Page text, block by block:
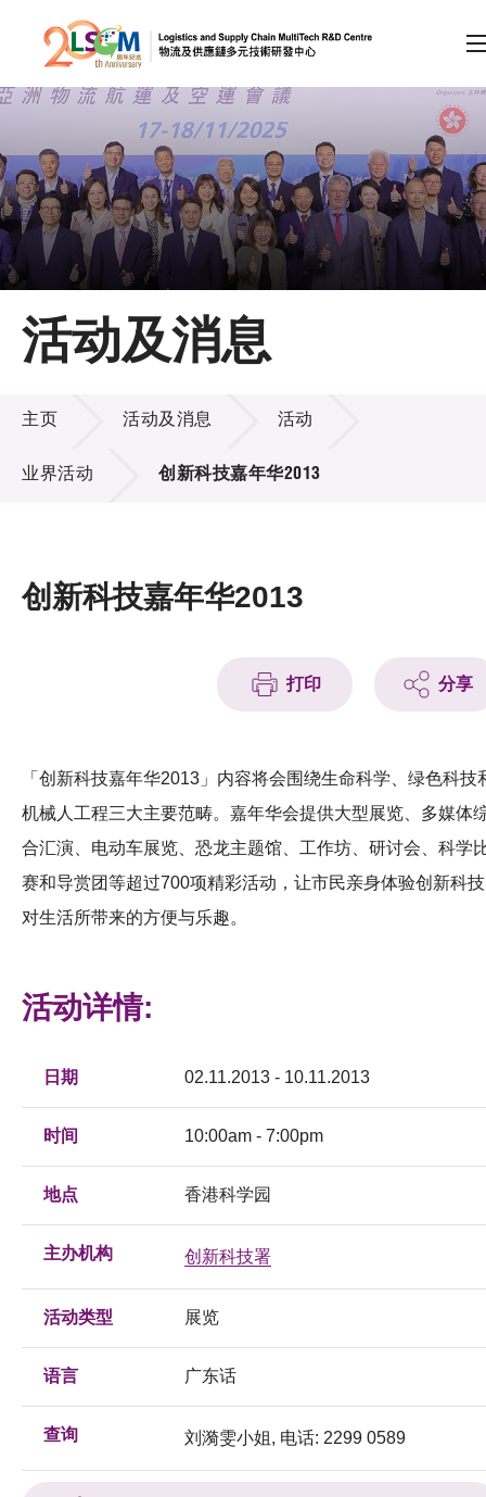
跳到内容（按回车键）
会员登录
A A EN 繁 简
主页
关于LSCM
技术商品化
项目及资助计划
活动及消息
科技分享
会籍
活动及消息
活动及消息
主页 活动及消息 活动
业界活动 创新科技嘉年华2013
创新科技嘉年华2013
打印 分享
「创新科技嘉年华2013」内容将会围绕生命科学、绿色科技
机械人工程三大主要范畴。嘉年华会提供大型展览、多媒体
合汇演、电动车展览、恐龙主题馆、工作坊、研讨会、科学
赛和导赏团等超过700项精彩活动，让市民亲身体验创新科技
对生活所带来的方便与乐趣。
活动详情:
日期 02.11.2013 - 10.11.2013
时间 10:00am - 7:00pm
地点 香港科学园
主办机构 创新科技署
活动类型 展览
语言 广东话
查询 刘漪雯小姐, 电话: 2299 0589